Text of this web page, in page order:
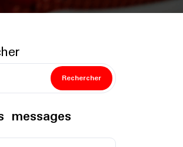
Rechercher
messages